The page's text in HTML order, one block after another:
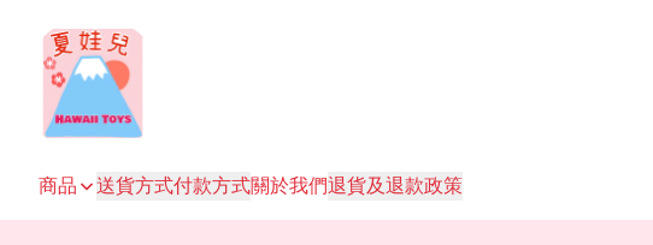
商品 送貨方式付款方式關於我們退貨及退款政策